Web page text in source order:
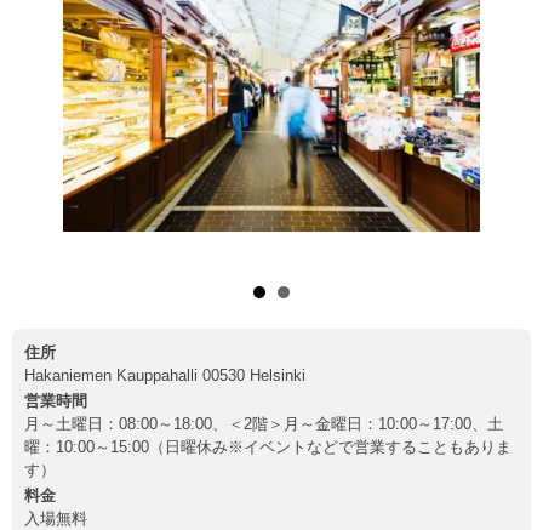
住所
Hakaniemen Kauppahalli 00530 Helsinki
営業時間
月～土曜日：08:00～18:00、＜2階＞月～金曜日：10:00～17:00、土
曜：10:00～15:00（日曜休み※イベントなどで営業することもありま
す）
料金
入場無料